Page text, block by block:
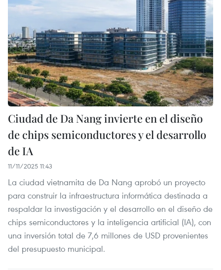
Ciudad de Da Nang invierte en el diseño
de chips semiconductores y el desarrollo
de IA
11/11/2025 11:43
La ciudad vietnamita de Da Nang aprobó un proyecto
para construir la infraestructura informática destinada a
respaldar la investigación y el desarrollo en el diseño de
chips semiconductores y la inteligencia artificial (IA), con
una inversión total de 7,6 millones de USD provenientes
del presupuesto municipal.